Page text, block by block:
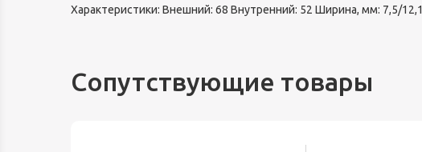
Характеристики: Внешний: 68 Внутренний: 52 Ширина, мм: 7,5/12,1
Сопутствующие товары